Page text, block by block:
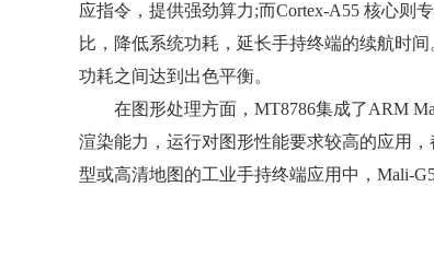
应指令，提供强劲算力;而Cortex-A55 核心则
比，降低系统功耗，延长手持终端的续航时
功耗之间达到出色平衡。
在图形处理方面，MT8786集成了ARM
渲染能力，运行对图形性能要求较高的应用
型或高清地图的工业手持终端应用中，Mali-